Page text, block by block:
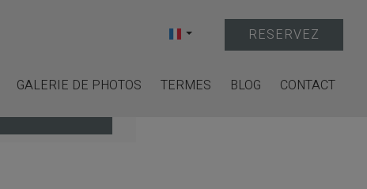
RESERVEZ
GALERIE DE PHOTOS TERMES BLOG CONTACT